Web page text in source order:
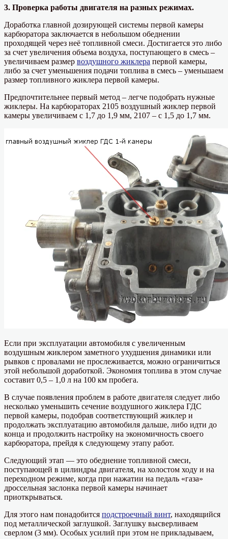
3. Проверка работы двигателя на разных режимах.
Доработка главной дозирующей системы первой камеры
карбюратора заключается в небольшом обеднении
проходящей через неё топливной смеси. Достигается это либо
за счет увеличения объема воздуха, поступающего в смесь –
увеличиваем размер воздушного жиклера первой камеры,
либо за счет уменьшения подачи топлива в смесь – уменьшаем
размер топливного жиклера первой камеры.
Предпочтительнее первый метод – легче подобрать нужные
жиклеры. На карбюраторах 2105 воздушный жиклер первой
камеры увеличиваем с 1,7 до 1,9 мм, 2107 – с 1,5 до 1,7 мм.
Если при эксплуатации автомобиля с увеличенным
воздушным жиклером заметного ухудшения динамики или
рывков с провалами не прослеживается, можно ограничиться
этой небольшой доработкой. Экономия топлива в этом случае
составит 0,5 – 1,0 л на 100 км пробега.
В случае появления проблем в работе двигателя следует либо
несколько уменьшить сечение воздушного жиклера ГДС
первой камеры, подобрав соответствующий жиклер и
продолжать эксплуатацию автомобиля дальше, либо идти до
конца и продолжить настройку на экономичность своего
карбюратора, прейдя к следующему этапу работ.
Следующий этап — это обеднение топливной смеси,
поступающей в цилиндры двигателя, на холостом ходу и на
переходном режиме, когда при нажатии на педаль «газа»
дроссельная заслонка первой камеры начинает
приоткрываться.
Для этого нам понадобится подстроечный винт, находящийся
под металлической заглушкой. Заглушку высверливаем
сверлом (3 мм). Особых усилий при этом не прикладываем,